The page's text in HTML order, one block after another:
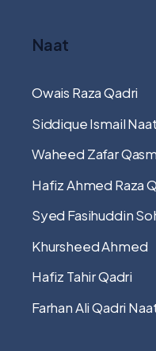
Naat
Owais Raza Qadri
Siddique Ismail Naat
Waheed Zafar
Hafiz Ahmed Raza
Syed Fasihuddin
Khursheed Ahmed
Hafiz Tahir Qadri
Farhan Ali Qadri